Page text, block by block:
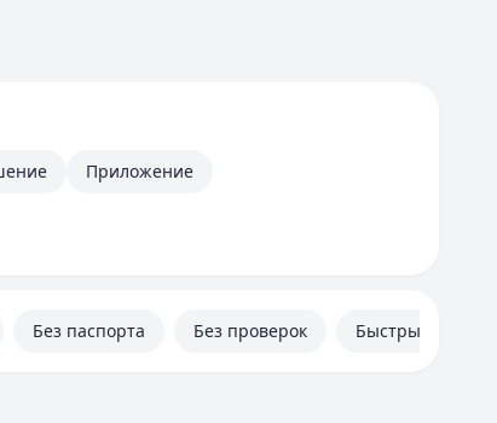
Приложение
Без паспорта Без проверок Быстрые